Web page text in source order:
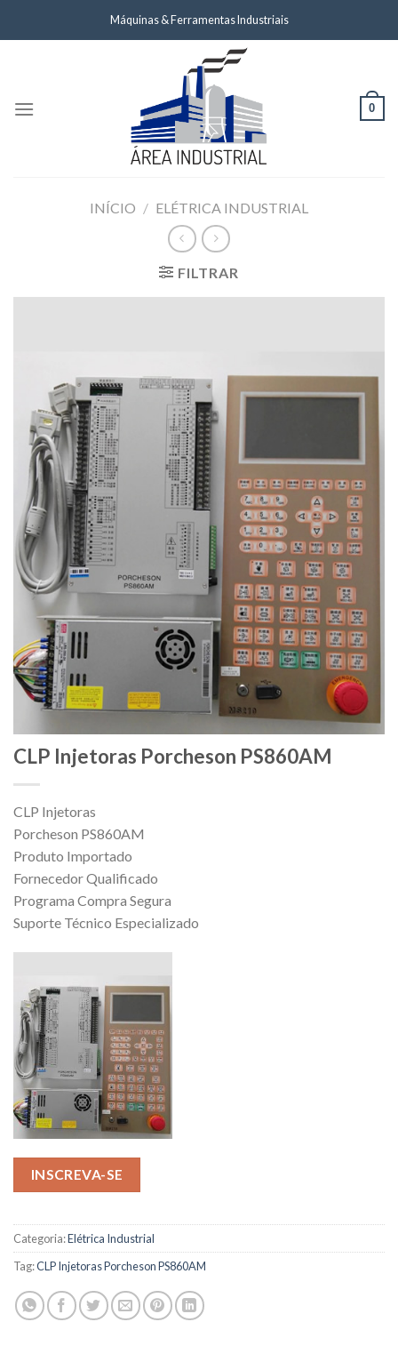
Máquinas & Ferramentas Industriais
0
INÍCIO / ELÉTRICA INDUSTRIAL
FILTRAR
CLP Injetoras Porcheson PS860AM
CLP Injetoras
Porcheson PS860AM
Produto Importado
Fornecedor Qualificado
Programa Compra Segura
Suporte Técnico Especializado
INSCREVA-SE
Categoria:Elétrica Industrial
Tag:CLP Injetoras Porcheson PS860AM